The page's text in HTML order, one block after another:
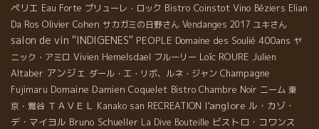
ペリエ Eau Forte プリューレ・ロック Bistro Coinstot Vino Béziers Elian
Da Ros Olivier Cohen サカガミの日野さん Vendanges 2017 ユキさん
salon de vin ''INDIGENES'' PEOPLE Domaine des Soulié 400ans ヤ
ニック・アミロ Vivien Hemelsdael フルーリー Loïc ROURE Julien
Altaber アンジェ ダール・エ・リボ、ルネ・ジャン Champagne
Fujimaru Domaine Damien Coquelet Bistro Chambre Noir ニーム 東
京・鴬谷 ＴＡＶＥＬ Kanako san RECREATION l'anglore ル・カゾ・
デ・マイヨル Bruno Schueller La Dive Bouteille ビストロ・コワンス